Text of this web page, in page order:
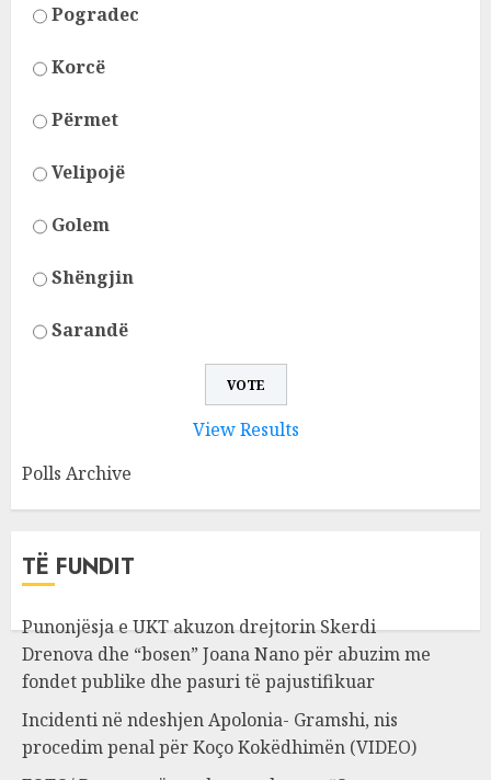
Pogradec
Korcë
Përmet
Velipojë
Golem
Shëngjin
Sarandë
View Results
Polls Archive
TË FUNDIT
Punonjësja e UKT akuzon drejtorin Skerdi
Drenova dhe “bosen” Joana Nano për abuzim me
fondet publike dhe pasuri të pajustifikuar
Incidenti në ndeshjen Apolonia- Gramshi, nis
procedim penal për Koço Kokëdhimën (VIDEO)